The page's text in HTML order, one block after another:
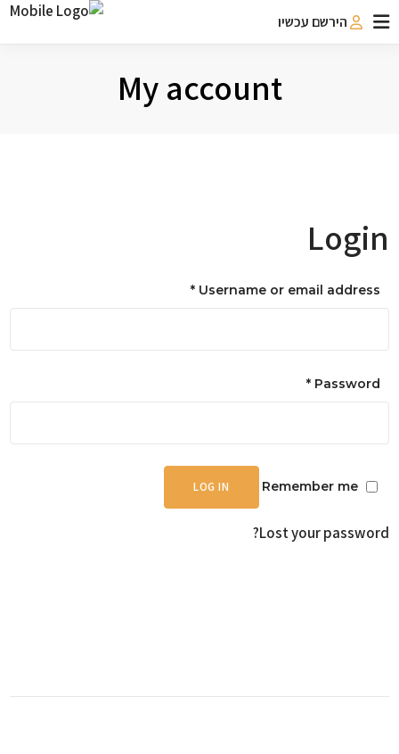
הירשם עכשיו
My account
Login
Username or email address
*
Password
*
Remember me
LOG IN
Lost your password?